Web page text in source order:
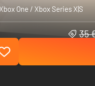
One / Xbox Series X|S
35